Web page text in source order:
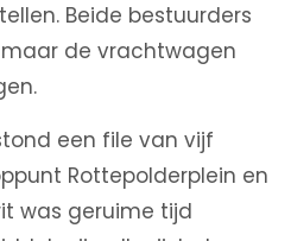
Beide bestuurders
de vrachtwagen
een file van vijf
Rottepolderplein en
was geruime tijd